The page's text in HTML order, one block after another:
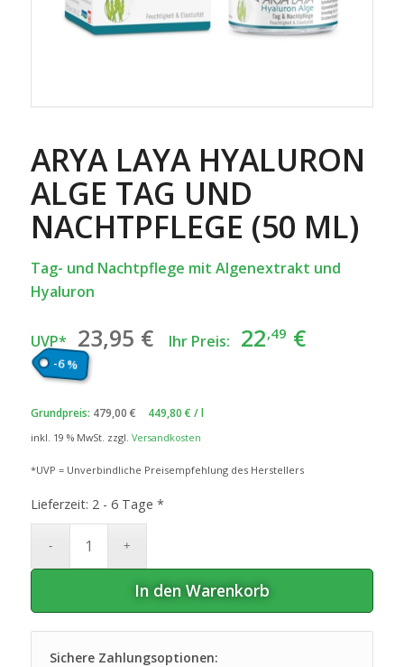
ARYA LAYA HYALURON
ALGE TAG UND
NACHTPFLEGE (50 ML)
Tag- und Nachtpflege mit Algenextrakt und
Hyaluron
UVP* 23,95 € Ursprünglicher
Preis
23
Ihr Preis: 22,49 €
-6 %
Grundpreis: 479,00 € 449,80 € /l
inkl. 19 % MwSt. zzgl. Versandkosten
*UVP = Unverbindliche Preisempfehlung des Herstellers
Lieferzeit: 2 - 6 Tage *
In den Warenkorb
Sichere Zahlungsoptionen: